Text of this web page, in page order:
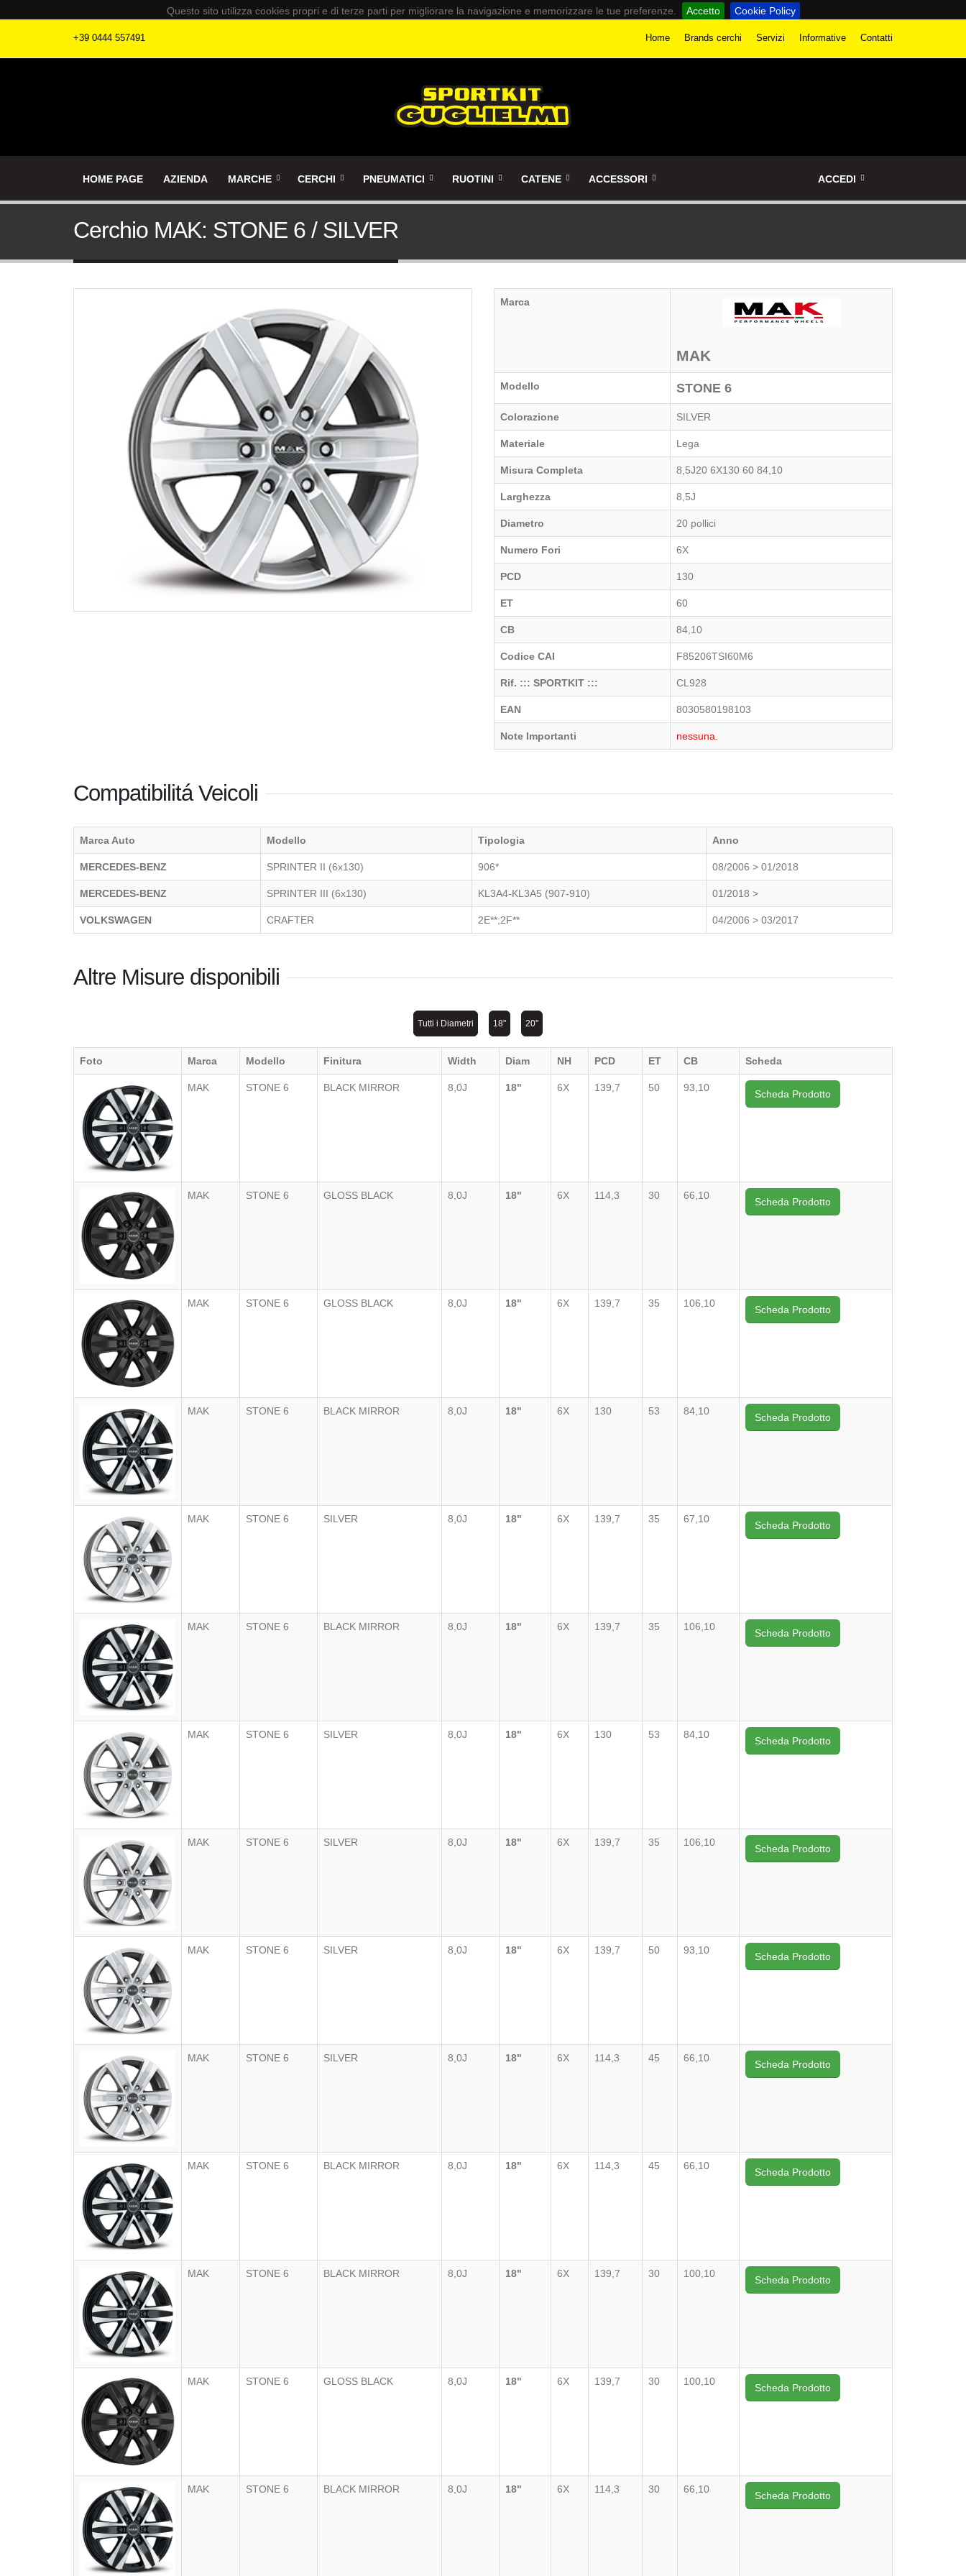
Questo sito utilizza cookies propri e di terze parti per migliorare la navigazione e memorizzare le tue preferenze. Accetto Cookie Policy
+39 0444 557491 Home Brands cerchi Servizi Informative Contatti
HOME PAGE AZIENDA MARCHE CERCHI PNEUMATICI RUOTINI CATENE ACCESSORI ACCEDI
Cerchio MAK: STONE 6 / SILVER
Marca
MAK
Modello STONE 6
Colorazione SILVER
Materiale Lega
Misura Completa 8,5J20 6X130 60 84,10
Larghezza 8,5J
Diametro 20 pollici
Numero Fori 6X
PCD 130
ET 60
CB 84,10
Codice CAI F85206TSI60M6
Rif. ::: SPORTKIT ::: CL928
EAN 8030580198103
Note Importanti nessuna.
Compatibilitá Veicoli
Marca Auto Modello Tipologia Anno
MERCEDES-BENZ SPRINTER II (6x130) 906* 08/2006 > 01/2018
MERCEDES-BENZ SPRINTER III (6x130) KL3A4-KL3A5 (907-910) 01/2018 >
VOLKSWAGEN CRAFTER 2E**;2F** 04/2006 > 03/2017
Altre Misure disponibili
Tutti i Diametri 18" 20"
Foto Marca Modello Finitura Width Diam NH PCD ET CB Scheda
MAK STONE 6 BLACK MIRROR 8,0J 18" 6X 139,7 50 93,10
Scheda Prodotto
MAK STONE 6 GLOSS BLACK 8,0J 18" 6X 114,3 30 66,10
Scheda Prodotto
MAK STONE 6 GLOSS BLACK 8,0J 18" 6X 139,7 35 106,10
Scheda Prodotto
MAK STONE 6 BLACK MIRROR 8,0J 18" 6X 130 53 84,10
Scheda Prodotto
MAK STONE 6 SILVER 8,0J 18" 6X 139,7 35 67,10
Scheda Prodotto
MAK STONE 6 BLACK MIRROR 8,0J 18" 6X 139,7 35 106,10
Scheda Prodotto
MAK STONE 6 SILVER 8,0J 18" 6X 130 53 84,10
Scheda Prodotto
MAK STONE 6 SILVER 8,0J 18" 6X 139,7 35 106,10
Scheda Prodotto
MAK STONE 6 SILVER 8,0J 18" 6X 139,7 50 93,10
Scheda Prodotto
MAK STONE 6 SILVER 8,0J 18" 6X 114,3 45 66,10
Scheda Prodotto
MAK STONE 6 BLACK MIRROR 8,0J 18" 6X 114,3 45 66,10
Scheda Prodotto
MAK STONE 6 BLACK MIRROR 8,0J 18" 6X 139,7 30 100,10
Scheda Prodotto
MAK STONE 6 GLOSS BLACK 8,0J 18" 6X 139,7 30 100,10
Scheda Prodotto
MAK STONE 6 BLACK MIRROR 8,0J 18" 6X 114,3 30 66,10
Scheda Prodotto